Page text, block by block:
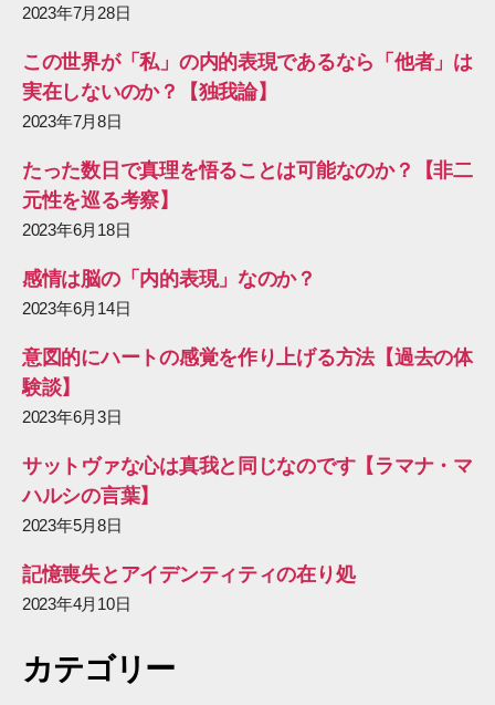
2023年7月28日
この世界が「私」の内的表現であるなら「他者」は
実在しないのか？【独我論】
2023年7月8日
たった数日で真理を悟ることは可能なのか？【非二
元性を巡る考察】
2023年6月18日
感情は脳の「内的表現」なのか？
2023年6月14日
意図的にハートの感覚を作り上げる方法【過去の体
験談】
2023年6月3日
サットヴァな心は真我と同じなのです【ラマナ・マ
ハルシの言葉】
2023年5月8日
記憶喪失とアイデンティティの在り処
2023年4月10日
カテゴリー